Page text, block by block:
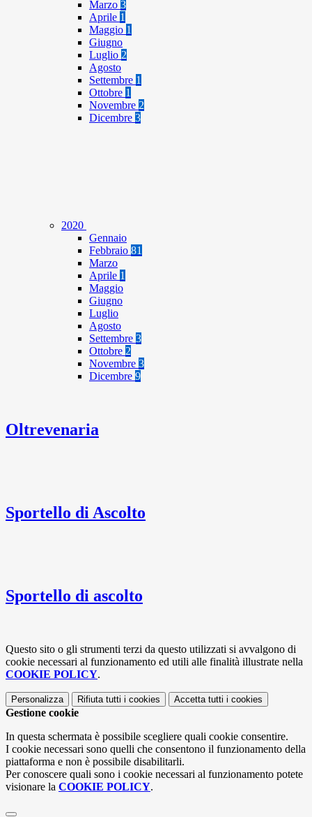
Marzo 3
Aprile 1
Maggio 1
Giugno
Luglio 2
Agosto
Settembre 1
Ottobre 1
Novembre 2
Dicembre 3
2020
Gennaio
Febbraio 81
Marzo
Aprile 1
Maggio
Giugno
Luglio
Agosto
Settembre 3
Ottobre 2
Novembre 3
Dicembre 9
Oltrevenaria
Sportello di Ascolto
Sportello di ascolto
Questo sito o gli strumenti terzi da questo utilizzati si avvalgono di
cookie necessari al funzionamento ed utili alle finalità illustrate nella
COOKIE POLICY.
Personalizza Rifiuta tutti i cookies Accetta tutti i cookies
Gestione cookie
In questa schermata è possibile scegliere quali cookie consentire.
I cookie necessari sono quelli che consentono il funzionamento della
piattaforma e non è possibile disabilitarli.
Per conoscere quali sono i cookie necessari al funzionamento potete
visionare la COOKIE POLICY.